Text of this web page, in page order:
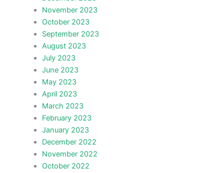
November 2023
October 2023
September 2023
August 2023
July 2023
June 2023
May 2023
April 2023
March 2023
February 2023
January 2023
December 2022
November 2022
October 2022